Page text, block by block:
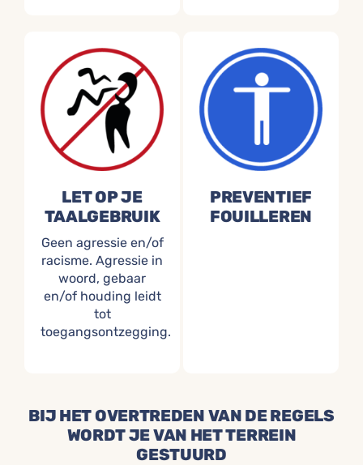
LET OP JE
TAALGEBRUIK
Geen agressie en/of
racisme. Agressie in
woord, gebaar
en/of houding leidt
tot
toegangsontzegging.
PREVENTIEF
FOUILLEREN
BIJ HET OVERTREDEN VAN DE REGELS
WORDT JE VAN HET TERREIN
GESTUURD